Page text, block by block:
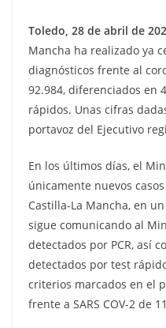
Toledo, 28 de abril de
Mancha ha realizado ya
diagnósticos frente al
92.984, diferenciados en
rápidos. Unas cifras
portavoz del Ejecutivo
En los últimos días, el
únicamente nuevos
Castilla-La Mancha, en
sigue comunicando al
detectados por PCR, así
detectados por test
criterios marcados en el
frente a SARS COV-2 de